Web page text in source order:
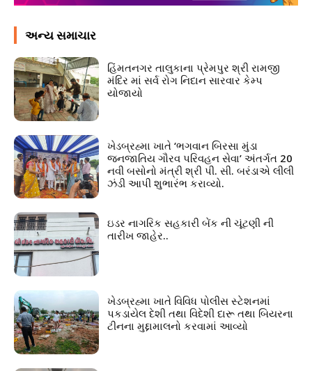
અન્ય સમાચાર
હિંમતનગર તાલુકાના પ્રેમપુર શ્રી રામજી
મંદિર માં સર્વ રોગ નિદાન સારવાર કેમ્પ
યોજાયો
ખેડબ્રહ્મા ખાતે ‘ભગવાન બિરસા મુંડા
જનજાતિય ગૌરવ પરિવહન સેવા’ અંતર્ગત 20
નવી બસોનો મંત્રી શ્રી પી. સી. બરંડાએ લીલી
ઝંડી આપી શુભારંભ કરાવ્યો.
ઇડર નાગરિક સહકારી બેંક ની ચૂંટણી ની
તારીખ જાહેર..
ખેડબ્રહ્મા ખાતે વિવિધ પોલીસ સ્ટેશનમાં
પકડાયેલ દેશી તથા વિદેશી દારૂ તથા બિયરના
ટીનના મુદ્દામાલનો કરવામાં આવ્યો